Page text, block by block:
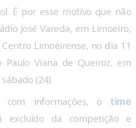
É por esse motivo que não
José Vareda, em Limoeiro,
Limoeirense, no dia 11
Viana de Queiroz, em
(24).
informações, o time
excluído da competição e